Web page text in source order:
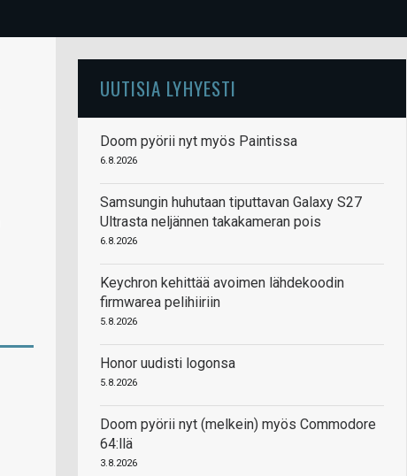
UUTISIA LYHYESTI
Doom pyörii nyt myös Paintissa
6.8.2026
Samsungin huhutaan tiputtavan Galaxy S27
Ultrasta neljännen takakameran pois
6.8.2026
Keychron kehittää avoimen lähdekoodin
firmwarea pelihiiriin
5.8.2026
Honor uudisti logonsa
5.8.2026
Doom pyörii nyt (melkein) myös Commodore
64:llä
3.8.2026